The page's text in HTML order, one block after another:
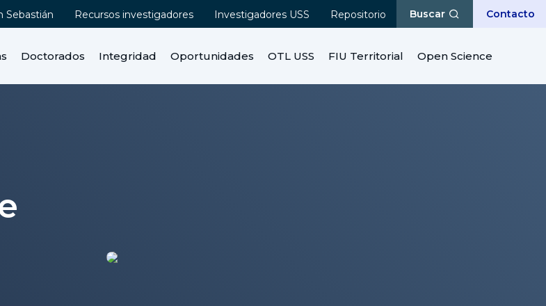
Sebastián Recursos investigadores Investigadores USS Repositorio Buscar Contacto
Doctorados Integridad Oportunidades OTL USS FIU Territorial Open Science